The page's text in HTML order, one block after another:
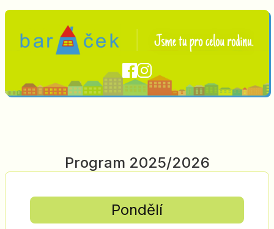
Program 2025/2026
Pondělí